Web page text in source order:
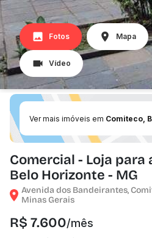
Fotos Mapa
Vídeo
Ver mais imóveis em Comiteco,
Comercial - Loja para
Belo Horizonte - MG
Avenida dos Bandeirantes,
Minas Gerais
R$ 7.600/mês